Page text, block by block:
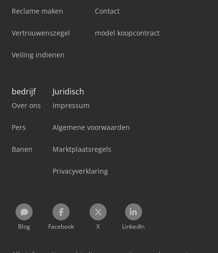
Reclame maken
Vertrouwenszegel
Veiling indienen
Contact
model koopcontract
bedrijf
Over ons
Pers
Banen
Juridisch
Impressum
Algemene voorwaarden
Marktplaatsregels
Privacyverklaring
Blog Facebook X LinkedIn